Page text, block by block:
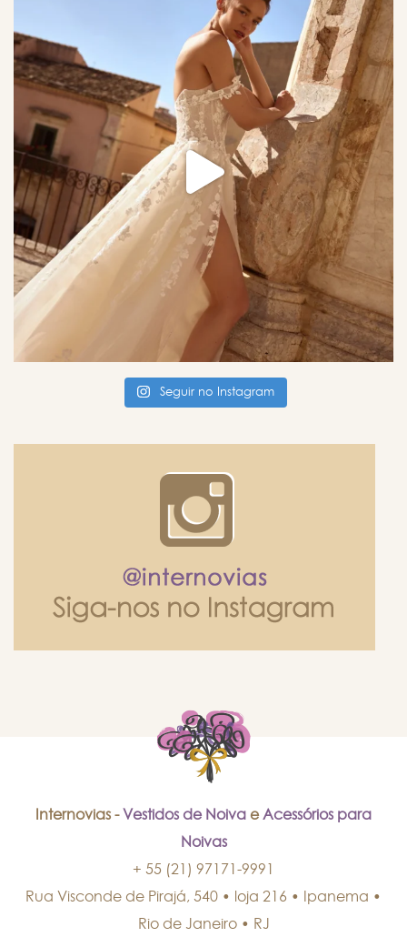
Seguir no Instagram
Internovias - Vestidos de Noiva e Acessórios para
Noivas
+ 55 (21) 97171-9991
Rua Visconde de Pirajá, 540 • loja 216 • Ipanema •
Rio de Janeiro• RJ